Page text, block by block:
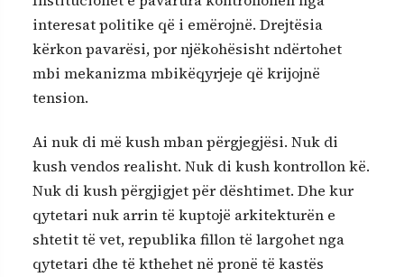
interesat politike që i emërojnë. Drejtësia
kërkon pavarësi, por njëkohësisht ndërtohet
mbi mekanizma mbikëqyrjeje që krijojnë
tension.
Ai nuk di më kush mban përgjegjësi. Nuk di
kush vendos realisht. Nuk di kush kontrollon kë.
Nuk di kush përgjigjet për dështimet. Dhe kur
qytetari nuk arrin të kuptojë arkitekturën e
shtetit të vet, republika fillon të largohet nga
qytetari dhe të kthehet në pronë të kastës